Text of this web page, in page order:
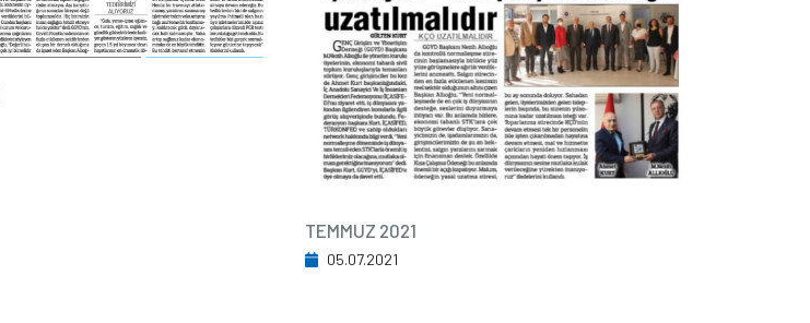
TEMMUZ 2021
05.07.2021